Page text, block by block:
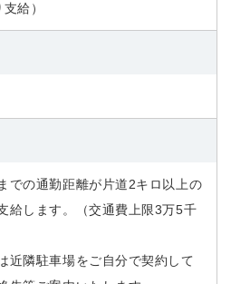
給）
での通勤距離が片道2キロ以上の
給します。（交通費上限3万5千
近隣駐車場をご自分で契約して